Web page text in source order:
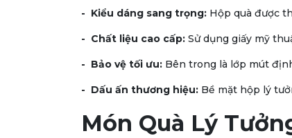
- Kiểu dáng sang trọng: Hộp quà được
- Chất liệu cao cấp: Sử dụng giấy mỹ
- Bảo vệ tối ưu: Bên trong là lớp mút
- Dấu ấn thương hiệu: Bề mặt hộp lý
Món Quà Lý